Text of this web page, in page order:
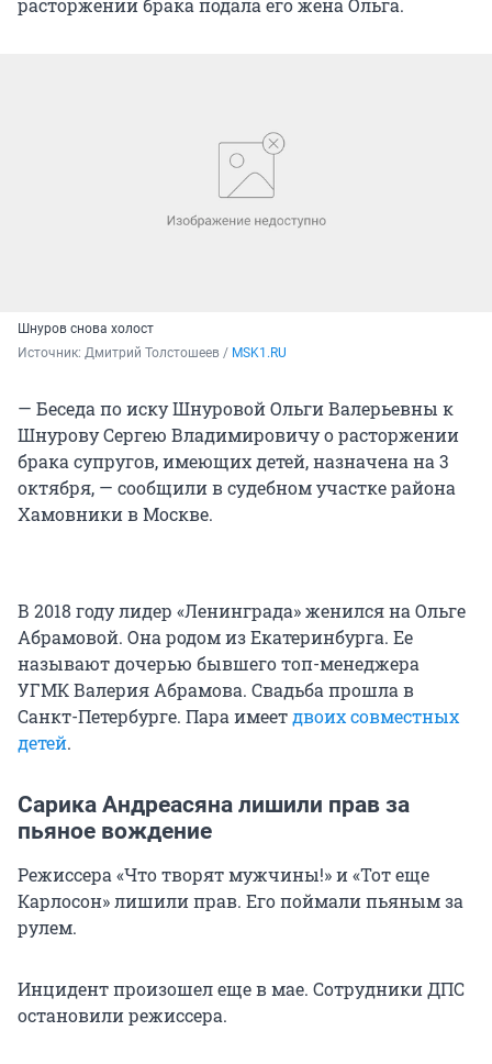
Шнуров снова холост
Источник: Дмитрий Толстошеев / MSK1.RU
— Беседа по иску Шнуровой Ольги Валерьевны к
Шнурову Сергею Владимировичу о расторжении
брака супругов, имеющих детей, назначена на 3
октября, — сообщили в судебном участке района
Хамовники в Москве.
В 2018 году лидер «Ленинграда» женился на Ольге
Абрамовой. Она родом из Екатеринбурга. Ее
называют дочерью бывшего топ-менеджера
УГМК Валерия Абрамова. Свадьба прошла в
Санкт-Петербурге. Пара имеетдвоих совместных
детей.
Сарика Андреасяна лишили прав за
пьяное вождение
Режиссера «Что творят мужчины!» и «Тот еще
Карлосон» лишили прав. Его поймали пьяным за
рулем.
Инцидент произошел еще в мае. Сотрудники ДПС
остановили режиссера.